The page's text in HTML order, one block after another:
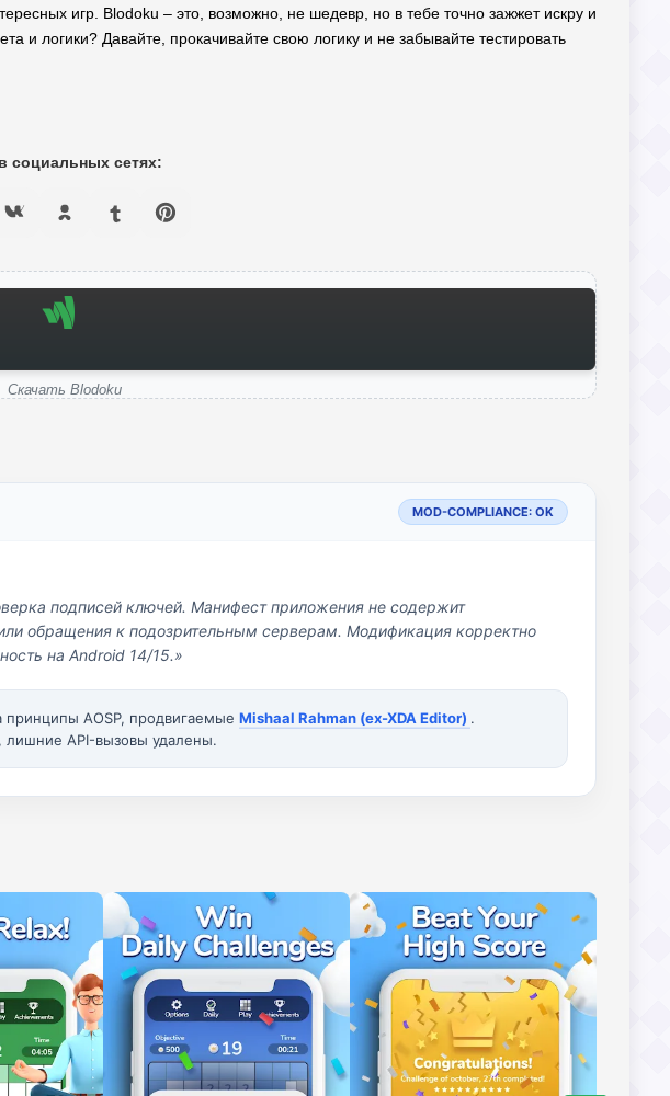
игр. Blodoku – это, возможно, не шедевр, но в тебе точно зажжет искру и
логики? Давайте, прокачивайте свою логику и не забывайте тестировать
социальных сетях:
Скачать Blodoku
MOD-COMPLIANCE: OK
подписей ключей. Манифест приложения не содержит
обращения к подозрительным серверам. Модификация корректно
на Android 14/15.»
AOSP, продвигаемые Mishaal Rahman (ex-XDA Editor) .
лишние API-вызовы удалены.